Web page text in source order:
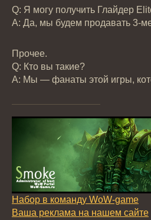
Q: Я могу получить Глайдер
А: Да, мы будем продавать 3-
Прочее.
Q: Кто вы такие?
А: Мы — фанаты этой игры,
Набор в команду WoW-game
Ваша реклама на нашем сайте